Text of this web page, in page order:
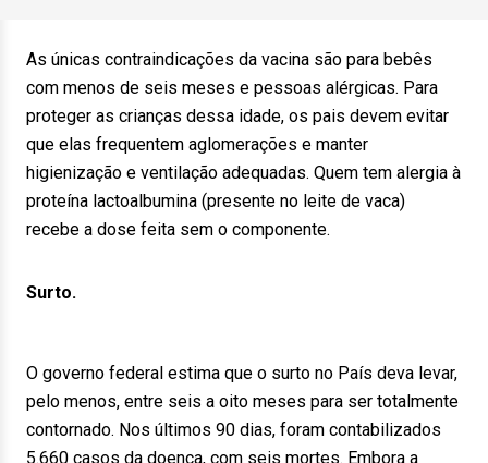
As únicas contraindicações da vacina são para bebês
com menos de seis meses e pessoas alérgicas. Para
proteger as crianças dessa idade, os pais devem evitar
que elas frequentem aglomerações e manter
higienização e ventilação adequadas. Quem tem alergia à
proteína lactoalbumina (presente no leite de vaca)
recebe a dose feita sem o componente.
Surto.
O governo federal estima que o surto no País deva levar,
pelo menos, entre seis a oito meses para ser totalmente
contornado. Nos últimos 90 dias, foram contabilizados
5.660 casos da doença, com seis mortes. Embora a